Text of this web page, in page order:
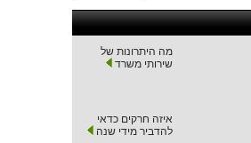
מה היתרונות של
שירותי משרד
איזה חרקים כדאי
להדביר מידי שנה